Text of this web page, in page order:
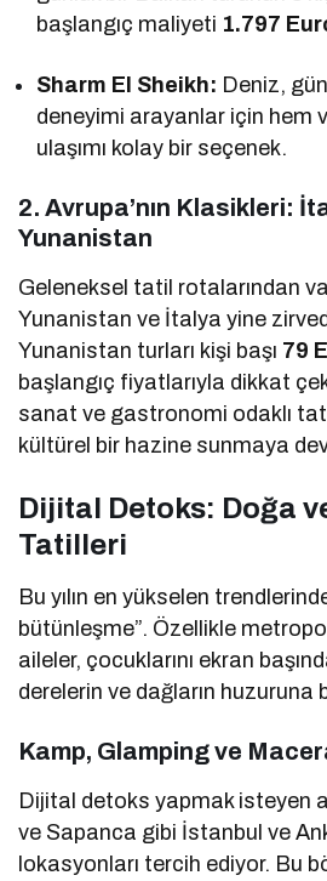
başlangıç maliyeti 1.797
Sharm El Sheikh: Deniz,
deneyimi arayanlar için hem
ulaşımı kolay bir seçenek.
2. Avrupa’nın Klasikleri:
Yunanistan
Geleneksel tatil rotalarından
Yunanistan ve İtalya yine
Yunanistan turları kişi başı 79
başlangıç fiyatlarıyla dikkat
sanat ve gastronomi odaklı
kültürel bir hazine sunmaya
Dijital Detoks: Doğa
Tatilleri
Bu yılın en yükselen
bütünleşme”. Özellikle
aileler, çocuklarını ekran
derelerin ve dağların huzuruna
Kamp, Glamping ve
Dijital detoks yapmak isteyen
ve Sapanca gibi İstanbul ve
lokasyonları tercih ediyor. Bu